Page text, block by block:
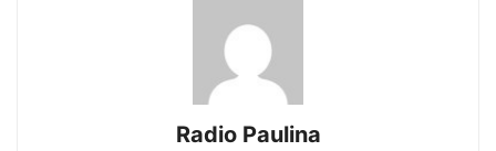
Radio Paulina